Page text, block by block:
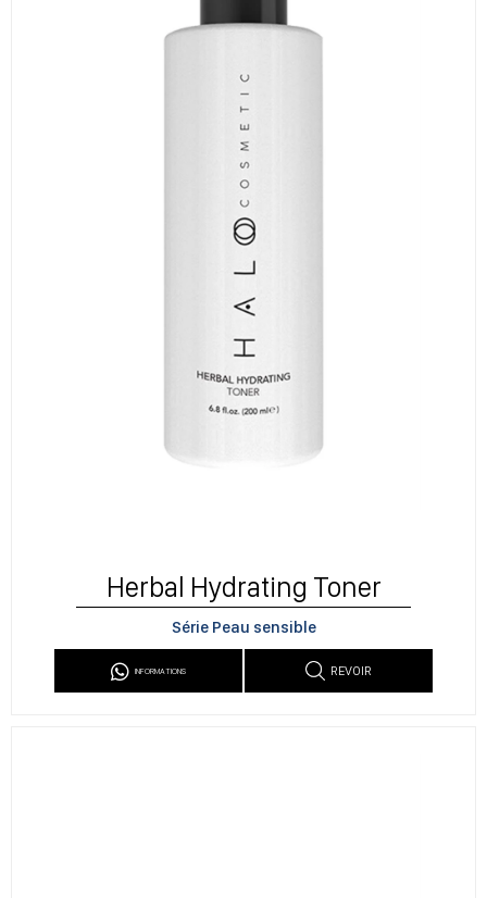
Herbal Hydrating Toner
Série Peau sensible
REVOIR